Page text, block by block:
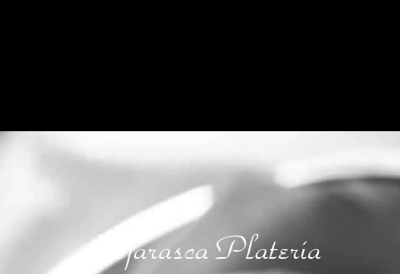
Hojarasca Platería